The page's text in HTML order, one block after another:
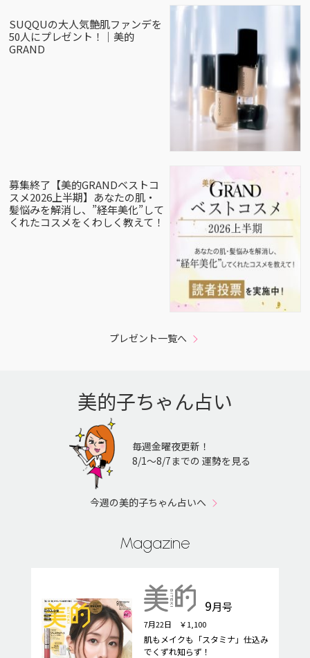
SUQQUの大人気艶肌ファンデを
50人にプレゼント！｜美的
GRAND
募集終了【美的GRANDベストコ
スメ2026上半期】あなたの肌・
髪悩みを解消し、”経年美化”して
くれたコスメをくわしく教えて！
プレゼント一覧へ
美的子ちゃん占い
毎週金曜夜更新！
8/1〜8/7までの 運勢を見る
今週の美的子ちゃん占いへ
Magazine
9月号
7月22日 ￥1,100
肌もメイクも「スタミナ」仕込み
でくずれ知らず！